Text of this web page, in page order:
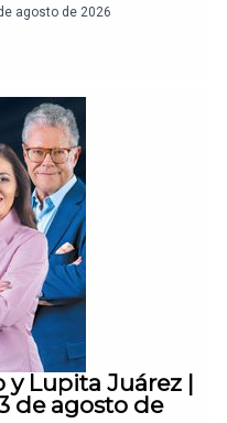
agosto de 2026
y Lupita Juárez |
de agosto de